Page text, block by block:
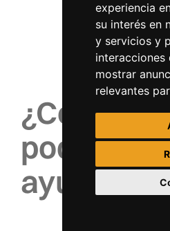
experiencia
su interés en
y servicios y
interacciones
mostrar
relevantes
¿Cómo
podemos
ayudarte?